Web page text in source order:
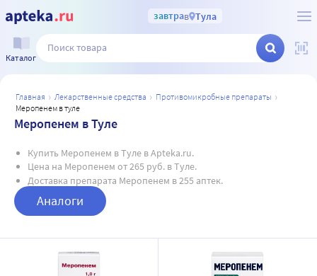
завтрав Тула
Каталог
главная лекарственные средства
противомикробные препараты
меропенем в туле
Меропенем в Туле
Купить Меропенем в Туле в Apteka.ru.
Цена на Меропенем от 265 руб. в Туле.
Доставка препарата Меропенем в 255 аптек.
Аналоги